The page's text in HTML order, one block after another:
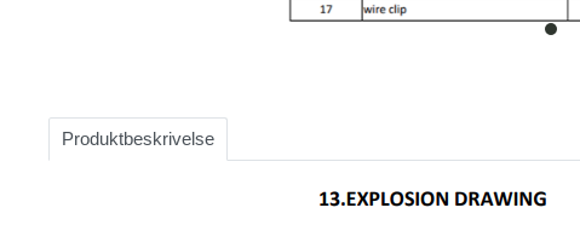
item
of
Produktbeskrivelse